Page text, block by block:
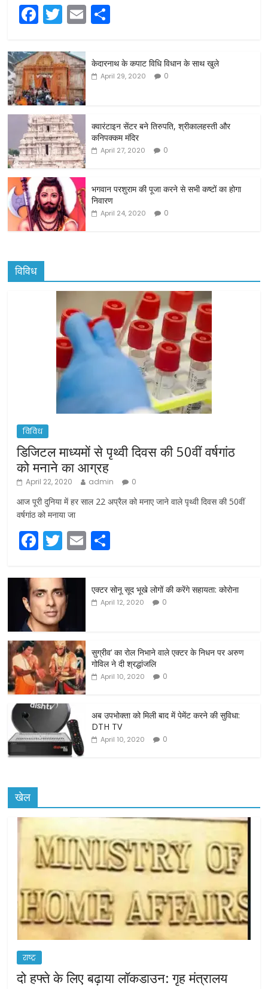
F
a
c
e
b
o
o
k
T
w
itt
er
E
m
ai ar
e
केदारनाथ के कपाट विधि विधान के साथ खुले
April 29, 2020 0
क्वारंटाइन सेंटर बने तिरुपति, श्रीकालहस्ती और
कनिपक्कम मंदिर
April 27, 2020 0
भगवान परशुराम की पूजा करने से सभी कष्टों का होगा
निवारण
April 24, 2020 0
विविध
विविध
डिजिटल माध्यमों से पृथ्वी दिवस की 50वीं वर्षगांठ
को मनाने का आग्रह
April 22, 2020 admin 0
आज पूरी दुनिया में हर साल 22 अप्रैल को मनाए जाने वाले पृथ्वी दिवस की 50वीं
वर्षगांठ को मनाया जा
F
a
c
e
b
o
o
k
T
w
itt
er
E
m
ar
e
एक्टर सोनू सूद भूखे लोगों की करेंगे सहायता: कोरोना
April 12, 2020 0
सुग्रीव’ का रोल निभाने वाले एक्टर के निधन पर अरुण
गोविल ने दी श्रद्धांजलि
April 10, 2020 0
अब उपभोक्ता को मिली बाद में पेमेंट करने की सुविधा:
DTH TV
April 10, 2020 0
खेल
राष्ट्र
दो हफ्ते के लिए बढ़ाया लॉकडाउन: गृह मंत्रालय